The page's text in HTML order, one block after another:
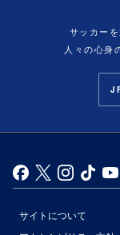
サッカー
人々の心身
サイトについて